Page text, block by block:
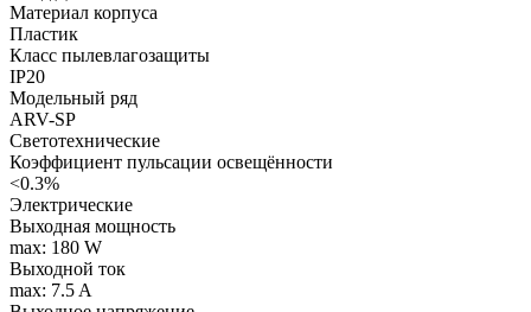
Материал корпуса
Пластик
Класс пылевлагозащиты
IP20
Модельный ряд
ARV-SP
Светотехнические
Коэффициент пульсации освещённости
<0.3%
Электрические
Выходная мощность
max: 180 W
Выходной ток
max: 7.5 A